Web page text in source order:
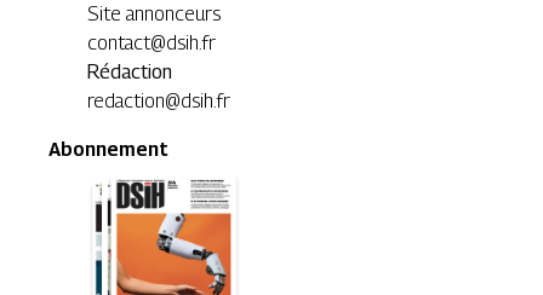
Site annonceurs
contact@dsih.fr
Rédaction
redaction@dsih.fr
Abonnement